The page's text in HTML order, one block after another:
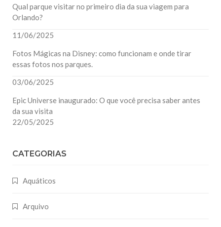
Qual parque visitar no primeiro dia da sua viagem para
Orlando?
11/06/2025
Fotos Mágicas na Disney: como funcionam e onde tirar
essas fotos nos parques.
03/06/2025
Epic Universe inaugurado: O que você precisa saber antes
da sua visita
22/05/2025
CATEGORIAS
Aquáticos
Arquivo